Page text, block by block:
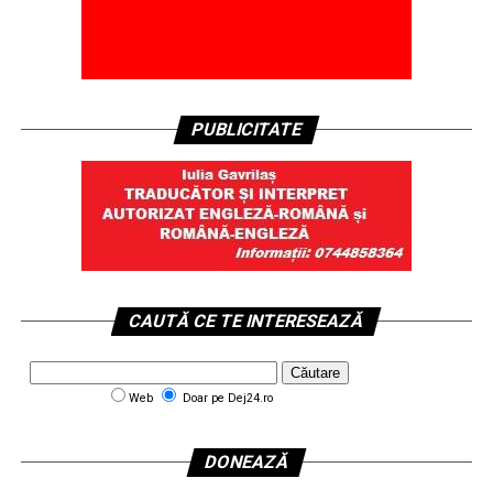
PUBLICITATE
CAUTĂ CE TE INTERESEAZĂ
Web Doar pe Dej24.ro
DONEAZĂ